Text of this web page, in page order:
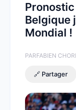
Pronostic
Belgique
Mondial !
PARFABIEN
🔗 Partager